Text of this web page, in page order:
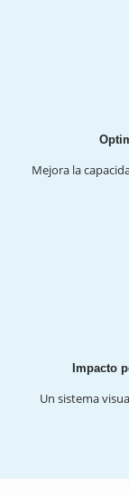
Mejora la
Impacto
Un sistema